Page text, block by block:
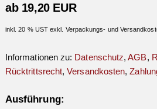
ab 19,20 EUR
inkl. 20 % UST exkl. Verpackungs- und
Informationen zu: Datenschutz,AGB,
Rücktrittsrecht,Versandkosten,
Ausführung: